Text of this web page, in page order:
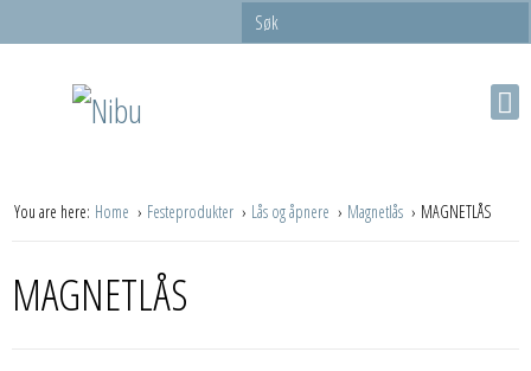
You are here: Home Festeprodukter Lås og åpnere Magnetlås MAGNETLÅS
MAGNETLÅS